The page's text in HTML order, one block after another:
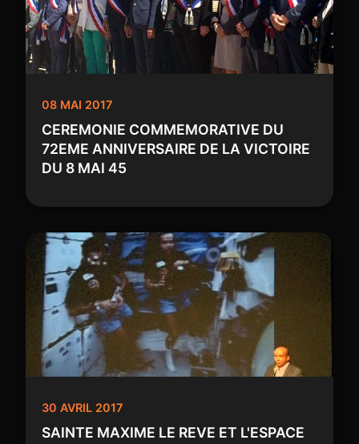
08 MAI 2017
CEREMONIE COMMEMORATIVE DU
72EME ANNIVERSAIRE DE LA VICTOIRE
DU 8 MAI 45
30 AVRIL 2017
SAINTE MAXIME LE REVE ET L'ESPACE